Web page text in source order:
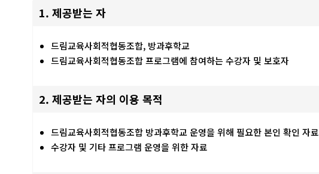
1. 제공받는 자
드림교육사회적협동조합, 방과후학교
드림교육사회적협동조합 프로그램에 참여하는 수강자 및 보호자
2. 제공받는 자의 이용 목적
드림교육사회적협동조합 방과후학교 운영을 위해 필요한 본인 확인 자료
수강자 및 기타 프로그램 운영을 위한 자료